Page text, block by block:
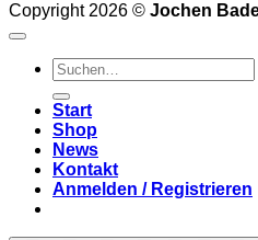
Copyright 2026 © Jochen
Suchen
nach:
Start
Shop
News
Kontakt
Anmelden / Registrieren